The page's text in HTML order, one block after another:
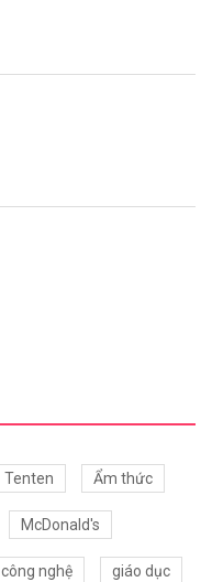
Tenten Ẩm thức
McDonald's
công nghệ giáo dục